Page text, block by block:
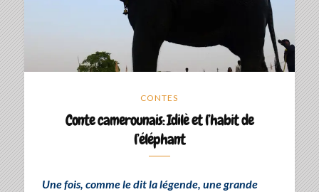
CONTES
Conte camerounais: Idilè et l’habit de
l’éléphant
Une fois, comme le dit la légende, une grande